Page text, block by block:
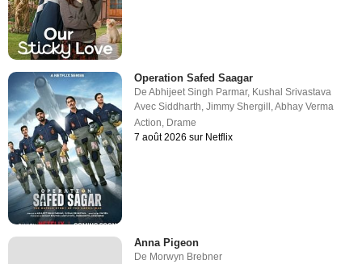
Operation Safed Saagar
DeAbhijeet Singh Parmar, Kushal Srivastava
AvecSiddharth,Jimmy Shergill ,Abhay Verma
Action, Drame
7 août 2026 sur Netflix
Anna Pigeon
De Morwyn Brebner